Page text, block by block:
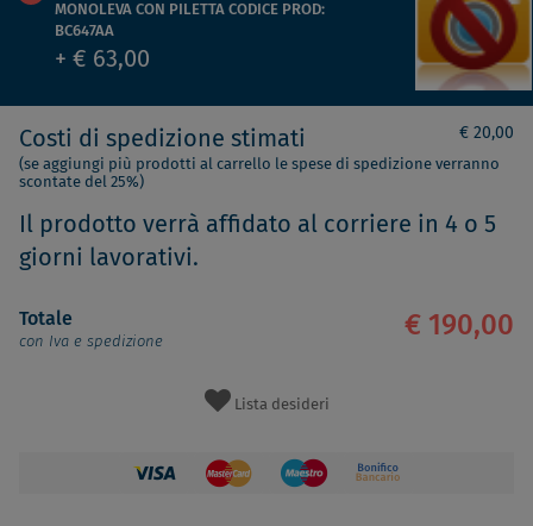
MONOLEVA CON PILETTA CODICE PROD:
BC647AA
+ € 63,00
Costi di spedizione stimati € 20,00
(se aggiungi più prodotti al carrello le spese di spedizione verranno
scontate del 25%)
Il prodotto verrà affidato al corriere in 4 o 5
giorni lavorativi.
Totale
con Iva e spedizione
€ 190,00
Lista desideri